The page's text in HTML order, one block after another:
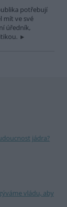
potřebují
mít ve své
úředník,
jádra?
vládu, aby